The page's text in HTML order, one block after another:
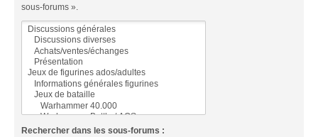
sous-forums ».
Rechercher dans les sous-forums :